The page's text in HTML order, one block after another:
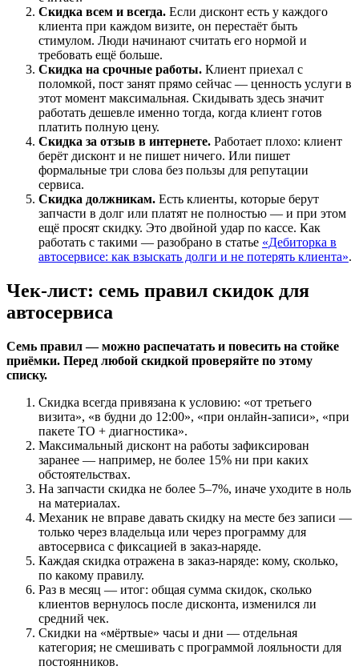
Скидка всем и всегда. Если дисконт есть у каждого
клиента при каждом визите, он перестаёт быть
стимулом. Люди начинают считать его нормой и
требовать ещё больше.
Скидка на срочные работы. Клиент приехал с
поломкой, пост занят прямо сейчас — ценность услуги в
этот момент максимальная. Скидывать здесь значит
работать дешевле именно тогда, когда клиент готов
платить полную цену.
Скидка за отзыв в интернете. Работает плохо: клиент
берёт дисконт и не пишет ничего. Или пишет
формальные три слова без пользы для репутации
сервиса.
Скидка должникам. Есть клиенты, которые берут
запчасти в долг или платят не полностью — и при этом
ещё просят скидку. Это двойной удар по кассе. Как
работать с такими — разобрано в статье «Дебиторка в
автосервисе: как взыскать долги и не потерять клиента».
Чек-лист: семь правил скидок для
автосервиса
Семь правил — можно распечатать и повесить на стойке
приёмки. Перед любой скидкой проверяйте по этому
списку.
Скидка всегда привязана к условию: «от третьего
визита», «в будни до 12:00», «при онлайн-записи», «при
пакете ТО + диагностика».
Максимальный дисконт на работы зафиксирован
заранее — например, не более 15% ни при каких
обстоятельствах.
На запчасти скидка не более 5–7%, иначе уходите в ноль
на материалах.
Механик не вправе давать скидку на месте без записи —
только через владельца или через программу для
автосервиса с фиксацией в заказ-наряде.
Каждая скидка отражена в заказ-наряде: кому, сколько,
по какому правилу.
Раз в месяц — итог: общая сумма скидок, сколько
клиентов вернулось после дисконта, изменился ли
средний чек.
Скидки на «мёртвые» часы и дни — отдельная
категория; не смешивать с программой лояльности для
постоянников.